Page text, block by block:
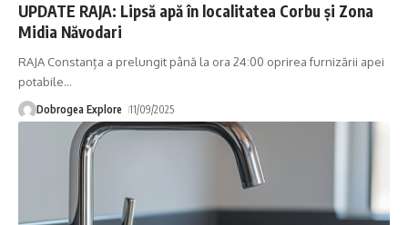
UPDATE RAJA: Lipsă apă în localitatea Corbu și Zona
Midia Năvodari
RAJA Constanța a prelungit până la ora 24:00 oprirea furnizării apei
potabile…
Dobrogea Explore 11/09/2025